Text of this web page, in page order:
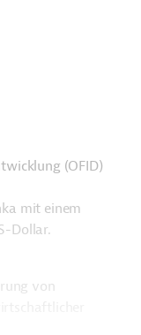
(OFID)
mit einem
Dollar.
von